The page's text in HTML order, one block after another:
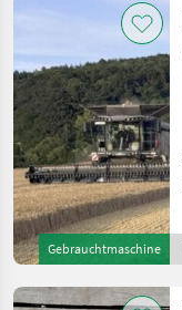
Gebrauchtmaschine